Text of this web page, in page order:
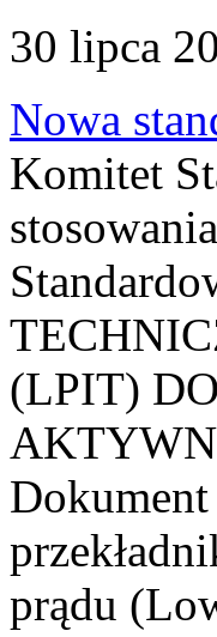
30 lipca
Nowa
Komitet
(LPIT)
prądu